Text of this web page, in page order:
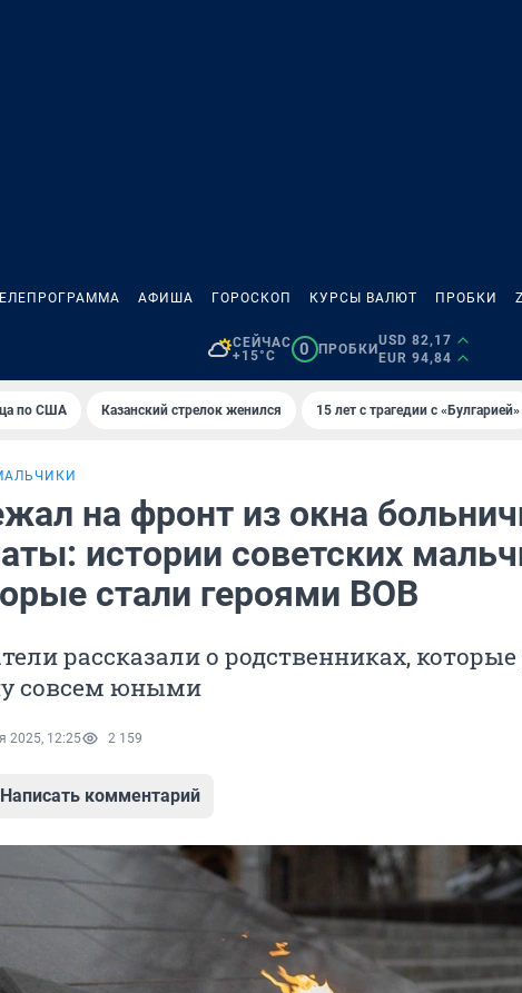
АФИША ГОРОСКОП КУРСЫ ВАЛЮТ ПРОБКИ
СЕЙЧАС
+15°C
0 ПРОБКИ
USD 82,17
EUR 94,84
по США Казанский стрелок женился 15 лет с трагедии с «Булгарией»
на фронт из окна
истории советских
стали героями ВОВ
рассказали о родственниках,
совсем юными
2025, 12:25 2 159
Написать комментарий